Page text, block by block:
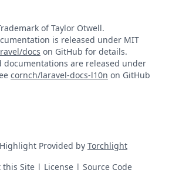
of Taylor Otwell.
is released under MIT
docs on GitHub for details.
documentations are released under
cornch/laravel-docs-l10n on GitHub
Provided by Torchlight
this Site | License | Source Code